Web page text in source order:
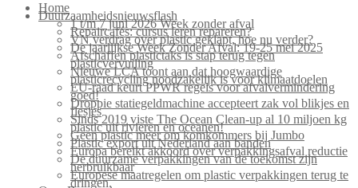
Home
Duurzaamheidsnieuwsflash
1 t/m 7 juni 2026 Week zonder afval
Repaircafés: cursus leren repareren?
VN verdrag over plastic geklapt, hoe nu verder?
De jaarlijkse Week Zonder Afval: 19-25 mei 2025
Afschaffen plastictaks is stap terug tegen
plasticvervuiling
Nieuwe LCA toont aan dat hoogwaardige
plasticrecycling noodzakelijk is voor klimaatdoelen
EU-raad keurt PPWR regels voor afvalvermindering
goed!
Droppie statiegeldmachine accepteert zak vol blikjes en
flesjes
Sinds 2019 viste The Ocean Clean-up al 10 miljoen kg
plastic uit rivieren en oceanen!
Geen plastic meer om komkommers bij Jumbo
Plastic export uit Nederland aan banden
Europa bereikt akkoord over verpakkingsafval reductie
De duurzame verpakkingen van de toekomst zijn
herbruikbaar
Europese maatregelen om plastic verpakkingen terug te
dringen.